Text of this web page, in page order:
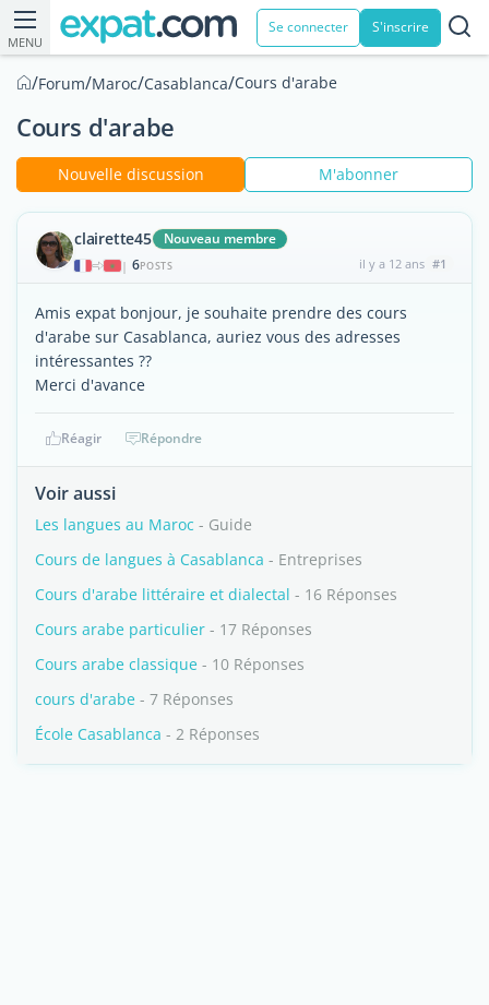
MENU
Se connecter S'inscrire
/Forum/Maroc/Casablanca/Cours d'arabe
Cours d'arabe
Nouvelle discussion M'abonner
clairette45 Nouveau membre
| 6POSTS il y a 12 ans #1
Amis expat bonjour, je souhaite prendre des cours
d'arabe sur Casablanca, auriez vous des adresses
intéressantes ??
Merci d'avance
Réagir Répondre
Voir aussi
Les langues au Maroc - Guide
Cours de langues à Casablanca - Entreprises
Cours d'arabe littéraire et dialectal - 16 Réponses
Cours arabe particulier - 17 Réponses
Cours arabe classique - 10 Réponses
cours d'arabe - 7 Réponses
École Casablanca - 2 Réponses